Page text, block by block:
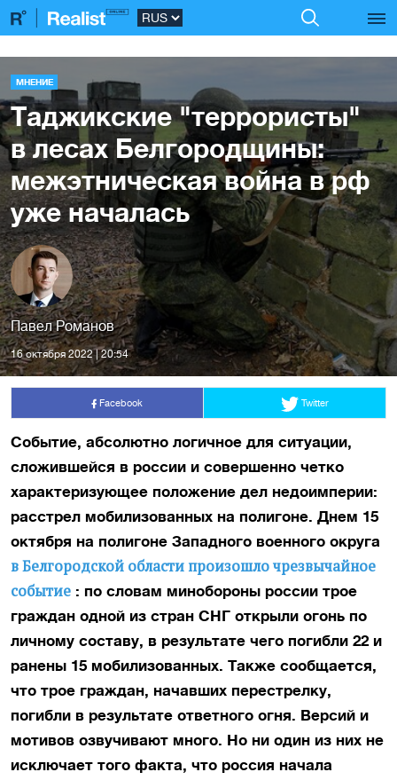
МНЕНИЕ
Таджикские "террористы"
в лесах Белгородщины:
межэтническая война в рф
уже началась
Павел Романов
16 октября 2022 | 20:54
Facebook Twitter
Событие, абсолютно логичное для ситуации,
сложившейся в россии и совершенно четко
характеризующее положение дел недоимперии:
расстрел мобилизованных на полигоне. Днем 15
октября на полигоне Западного военного округа
в Белгородской области произошло чрезвычайное
событие : по словам минобороны россии трое
граждан одной из стран СНГ открыли огонь по
личному составу, в результате чего погибли 22 и
ранены 15 мобилизованных. Также сообщается,
что трое граждан, начавших перестрелку,
погибли в результате ответного огня. Версий и
мотивов озвучивают много. Но ни один из них не
исключает того факта, что россия начала